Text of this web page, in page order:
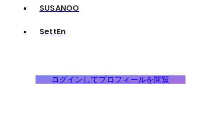
SUSANOO
SettEn
ログインしてプロフィールを閲覧